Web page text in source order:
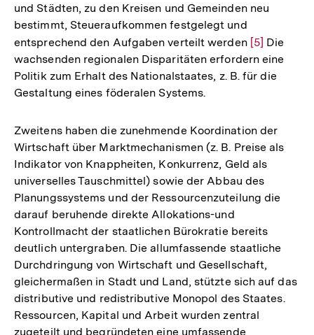
und Städten, zu den Kreisen und Gemeinden neu
bestimmt, Steueraufkommen festgelegt und
entsprechend den Aufgaben verteilt werden Zur
Auflösung
der
[5] Die
wachsenden regionalen Disparitäten erfordern eine
Politik zum Erhalt des Nationalstaates, z. B. für die
Gestaltung eines föderalen Systems.
Zweitens haben die zunehmende Koordination der
Wirtschaft über Marktmechanismen (z. B. Preise als
Indikator von Knappheiten, Konkurrenz, Geld als
universelles Tauschmittel) sowie der Abbau des
Planungssystems und der Ressourcenzuteilung die
darauf beruhende direkte Allokations-und
Kontrollmacht der staatlichen Bürokratie bereits
deutlich untergraben. Die allumfassende staatliche
Durchdringung von Wirtschaft und Gesellschaft,
gleichermaßen in Stadt und Land, stützte sich auf das
distributive und redistributive Monopol des Staates.
Ressourcen, Kapital und Arbeit wurden zentral
zugeteilt und begründeten eine umfassende